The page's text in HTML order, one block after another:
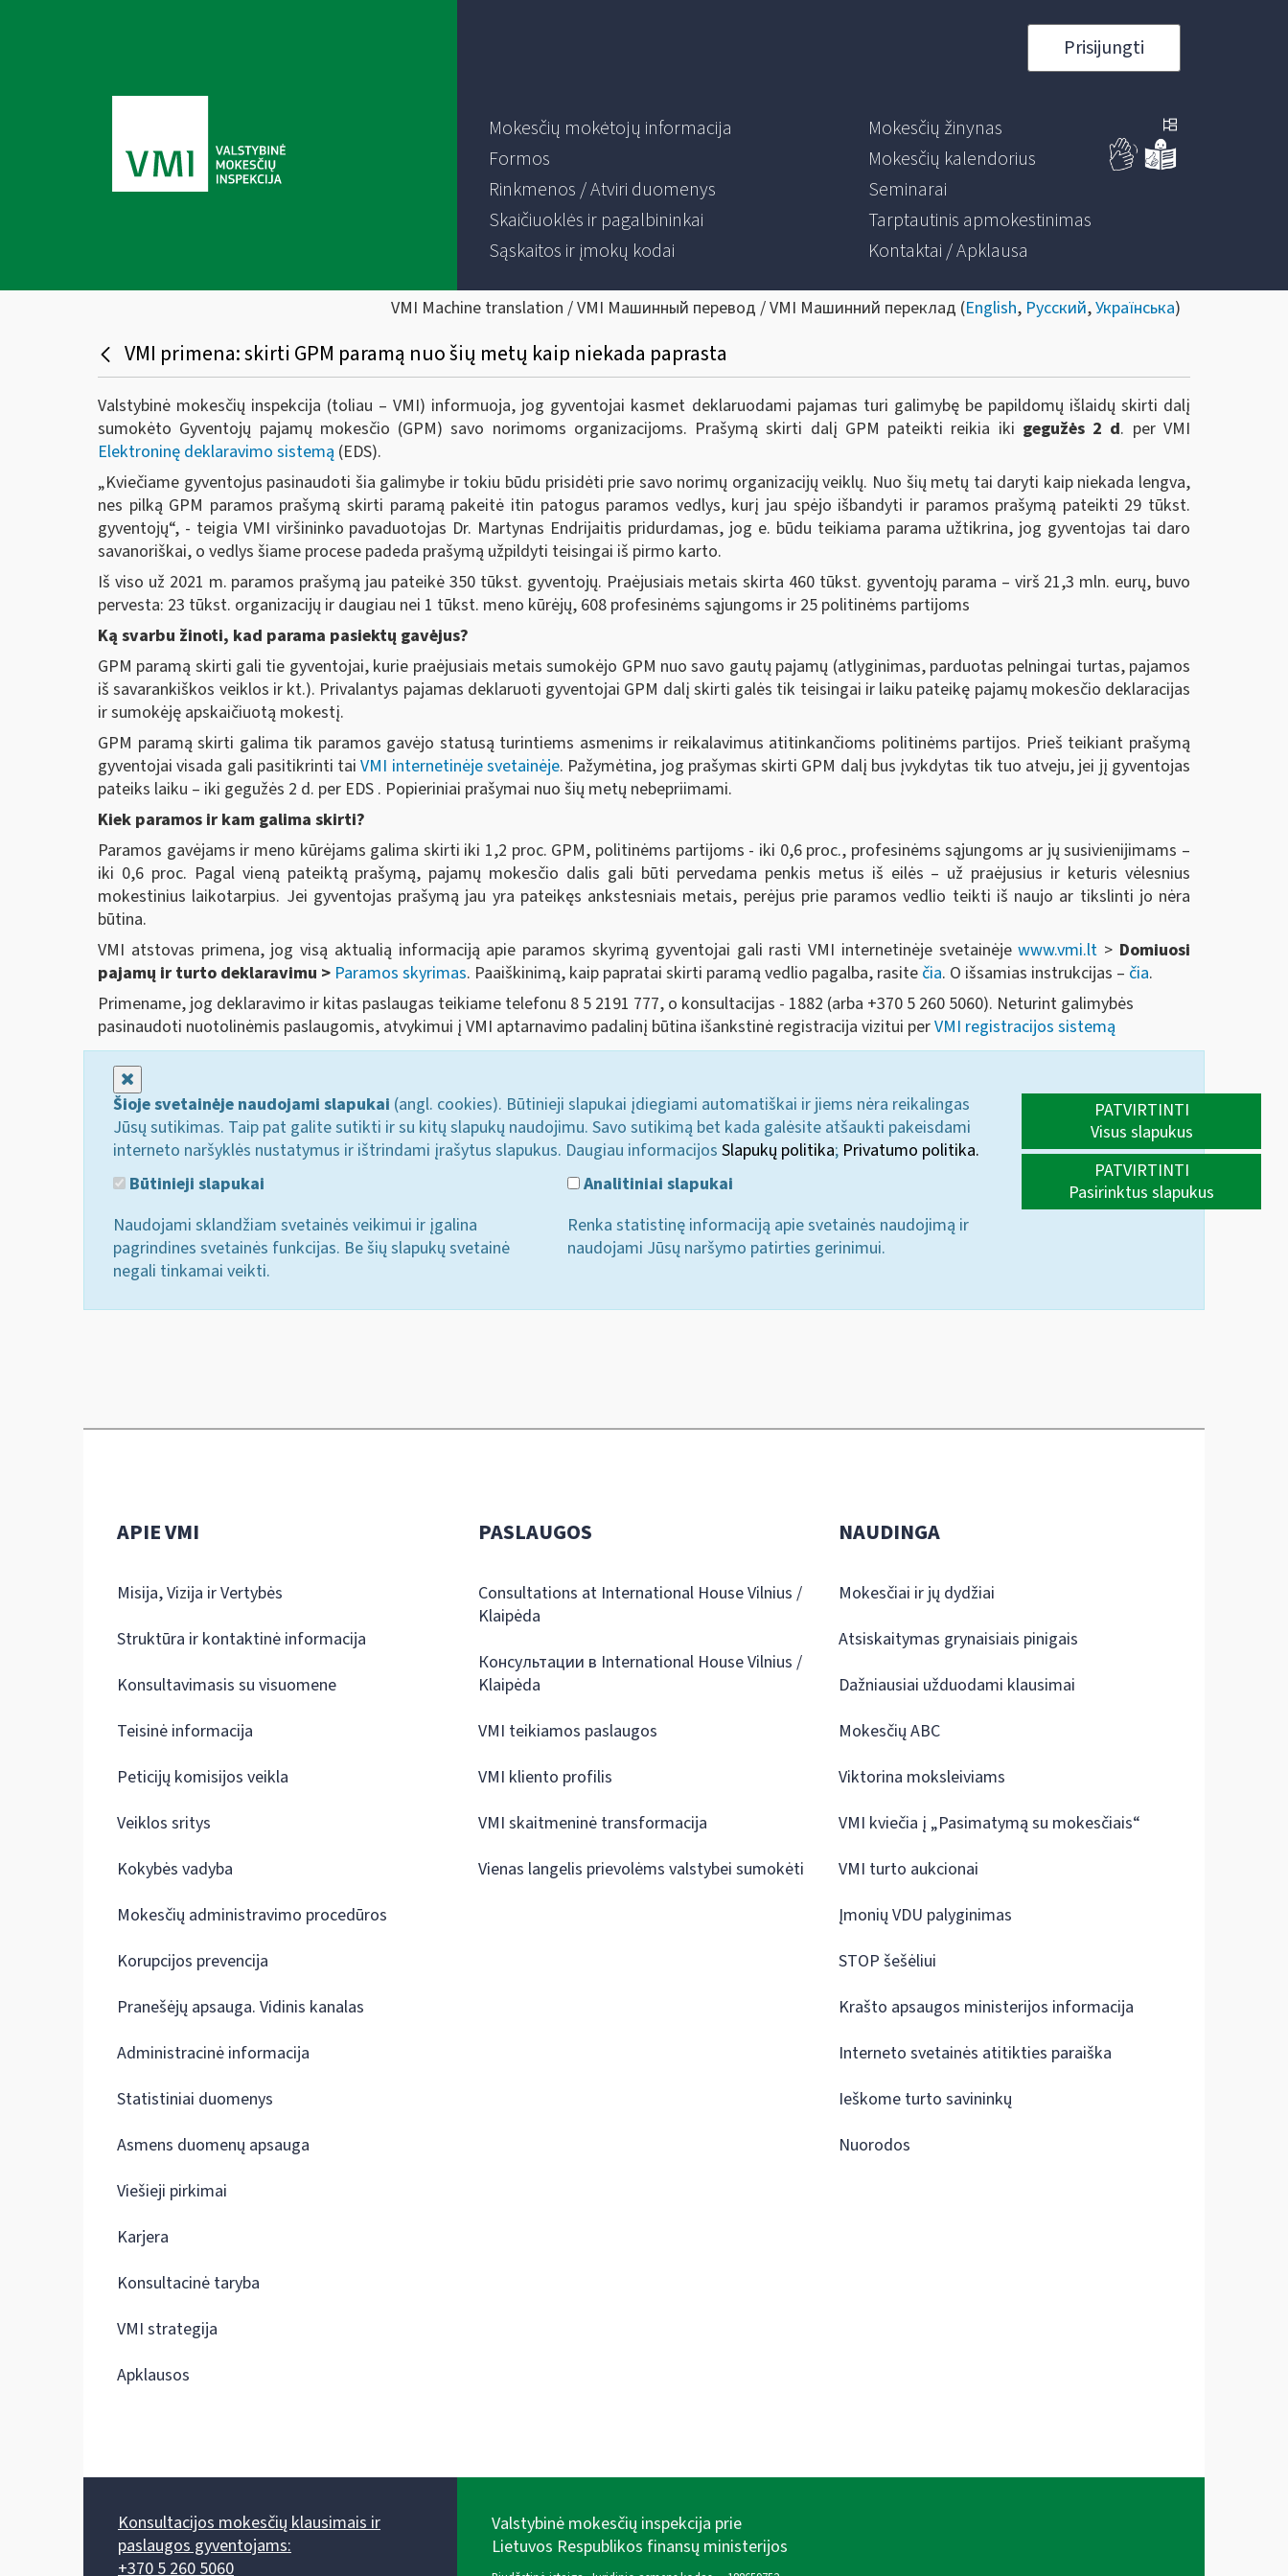
Prisijungti
Mokesčių mokėtojų informacija
Formos
Rinkmenos / Atviri duomenys
Skaičiuoklės ir pagalbininkai
Sąskaitos ir įmokų kodai
Mokesčių žinynas
Mokesčių kalendorius
Seminarai
Tarptautinis apmokestinimas
Kontaktai / Apklausa
VMI Machine translation / VMI Машинный перевод / VMI Машинний переклад (English, Русский,Українська)
VMI primena: skirti GPM paramą nuo šių metų kaip niekada paprasta
Valstybinė mokesčių inspekcija (toliau – VMI) informuoja, jog gyventojai kasmet deklaruodami pajamas turi galimybę be papildomų išlaidų skirti dalį
sumokėto Gyventojų pajamų mokesčio (GPM) savo norimoms organizacijoms. Prašymą skirti dalį GPM pateikti reikia iki gegužės 2 d. per VMI
Elektroninę deklaravimo sistemą (EDS).
„Kviečiame gyventojus pasinaudoti šia galimybe ir tokiu būdu prisidėti prie savo norimų organizacijų veiklų. Nuo šių metų tai daryti kaip niekada lengva,
nes pilką GPM paramos prašymą skirti paramą pakeitė itin patogus paramos vedlys, kurį jau spėjo išbandyti ir paramos prašymą pateikti 29 tūkst.
gyventojų“, - teigia VMI viršininko pavaduotojas Dr. Martynas Endrijaitis pridurdamas, jog e. būdu teikiama parama užtikrina, jog gyventojas tai daro
savanoriškai, o vedlys šiame procese padeda prašymą užpildyti teisingai iš pirmo karto.
Iš viso už 2021 m. paramos prašymą jau pateikė 350 tūkst. gyventojų. Praėjusiais metais skirta 460 tūkst. gyventojų parama – virš 21,3 mln. eurų, buvo
pervesta: 23 tūkst. organizacijų ir daugiau nei 1 tūkst. meno kūrėjų, 608 profesinėms sąjungoms ir 25 politinėms partijoms
Ką svarbu žinoti, kad parama pasiektų gavėjus?
GPM paramą skirti gali tie gyventojai, kurie praėjusiais metais sumokėjo GPM nuo savo gautų pajamų (atlyginimas, parduotas pelningai turtas, pajamos
iš savarankiškos veiklos ir kt.). Privalantys pajamas deklaruoti gyventojai GPM dalį skirti galės tik teisingai ir laiku pateikę pajamų mokesčio deklaracijas
ir sumokėję apskaičiuotą mokestį.
GPM paramą skirti galima tik paramos gavėjo statusą turintiems asmenims ir reikalavimus atitinkančioms politinėms partijos. Prieš teikiant prašymą
gyventojai visada gali pasitikrinti taiVMI internetinėje svetainėje. Pažymėtina, jog prašymas skirti GPM dalį bus įvykdytas tik tuo atveju, jei jį gyventojas
pateiks laiku – iki gegužės 2 d. per EDS . Popieriniai prašymai nuo šių metų nebepriimami.
Kiek paramos ir kam galima skirti?
Paramos gavėjams ir meno kūrėjams galima skirti iki 1,2 proc. GPM, politinėms partijoms - iki 0,6 proc., profesinėms sąjungoms ar jų susivienijimams –
iki 0,6 proc. Pagal vieną pateiktą prašymą, pajamų mokesčio dalis gali būti pervedama penkis metus iš eilės – už praėjusius ir keturis vėlesnius
mokestinius laikotarpius. Jei gyventojas prašymą jau yra pateikęs ankstesniais metais, perėjus prie paramos vedlio teikti iš naujo ar tikslinti jo nėra
būtina.
VMI atstovas primena, jog visą aktualią informaciją apie paramos skyrimą gyventojai gali rasti VMI internetinėje svetainėjewww.vmi.lt > Domiuosi
pajamų ir turto deklaravimu > Paramos skyrimas. Paaiškinimą, kaip papratai skirti paramą vedlio pagalba, rasite čia. O išsamias instrukcijas – čia.
Primename, jog deklaravimo ir kitas paslaugas teikiame telefonu 8 5 2191 777, o konsultacijas - 1882 (arba +370 5 260 5060). Neturint galimybės
pasinaudoti nuotolinėmis paslaugomis, atvykimui į VMI aptarnavimo padalinį būtina išankstinė registracija vizitui perVMI registracijos sistemą
Šioje svetainėje naudojami slapukai (angl. cookies). Būtinieji slapukai įdiegiami automatiškai ir jiems nėra reikalingas
Jūsų sutikimas. Taip pat galite sutikti ir su kitų slapukų naudojimu. Savo sutikimą bet kada galėsite atšaukti pakeisdami
interneto naršyklės nustatymus ir ištrindami įrašytus slapukus. Daugiau informacijos Slapukų politika; Privatumo politika.
Būtinieji slapukai
Naudojami sklandžiam svetainės veikimui ir įgalina
pagrindines svetainės funkcijas. Be šių slapukų svetainė
negali tinkamai veikti.
Analitiniai slapukai
Renka statistinę informaciją apie svetainės naudojimą ir
naudojami Jūsų naršymo patirties gerinimui.
PATVIRTINTI
Visus slapukus
PATVIRTINTI
Pasirinktus slapukus
APIE VMI
Misija, Vizija ir Vertybės
Struktūra ir kontaktinė informacija
Konsultavimasis su visuomene
Teisinė informacija
Peticijų komisijos veikla
Veiklos sritys
Kokybės vadyba
Mokesčių administravimo procedūros
Korupcijos prevencija
Pranešėjų apsauga. Vidinis kanalas
Administracinė informacija
Statistiniai duomenys
Asmens duomenų apsauga
Viešieji pirkimai
Karjera
Konsultacinė taryba
VMI strategija
Apklausos
PASLAUGOS
Consultations at International House Vilnius /
Klaipėda
Консультации в International House Vilnius /
Klaipėda
VMI teikiamos paslaugos
VMI kliento profilis
VMI skaitmeninė transformacija
Vienas langelis prievolėms valstybei sumokėti
NAUDINGA
Mokesčiai ir jų dydžiai
Atsiskaitymas grynaisiais pinigais
Dažniausiai užduodami klausimai
Mokesčių ABC
Viktorina moksleiviams
VMI kviečia į „Pasimatymą su mokesčiais“
VMI turto aukcionai
Įmonių VDU palyginimas
STOP šešėliui
Krašto apsaugos ministerijos informacija
Interneto svetainės atitikties paraiška
Ieškome turto savininkų
Nuorodos
Konsultacijos mokesčių klausimais ir
paslaugos gyventojams:
+370 5 260 5060
Valstybinė mokesčių inspekcija prie
Lietuvos Respublikos finansų ministerijos